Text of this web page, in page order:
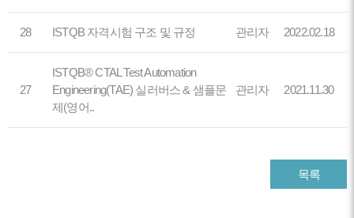
28 ISTQB 자격시험 구조 및 규정 관리자 2022.02.18
27
ISTQB® CTAL Test Automation
Engineering(TAE) 실러버스 & 샘플문
제(영어..
관리자 2021.11.30
목록